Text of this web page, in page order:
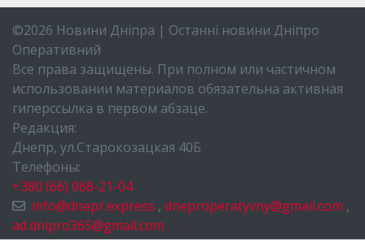
©2026 Новини Дніпра | Останні новини Дніпро
Оперативний
Все права защищены. При полном или частичном
использовании материалов обязательна активная
гиперссылка в первом абзаце.
Редакция:
Днепр, ул.Старокозацкая 40Б
Телефоны:
+380 (66) 068-21-04
info@dnepr.express , dneproperatyvny@gmail.com ,
ad.dnipro365@gmail.com